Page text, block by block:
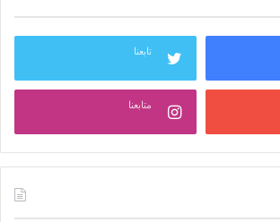
تابعنا
متابعنا